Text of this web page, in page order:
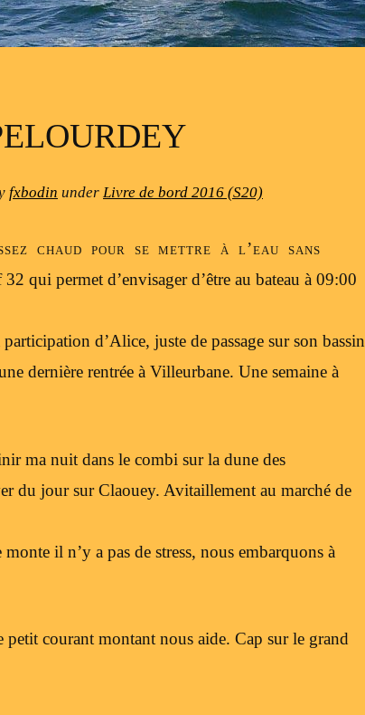
fxbodin under Livre de bord 2016 (S20)
chaud pour se mettre à l’eau sans
qui permet d’envisager d’être au bateau à 09:00
d’Alice, juste de passage sur son bassin
dernière rentrée à Villeurbane. Une semaine à
ma nuit dans le combi sur la dune des
du jour sur Claouey. Avitaillement au marché de
il n’y a pas de stress, nous embarquons à
petit courant montant nous aide. Cap sur le grand